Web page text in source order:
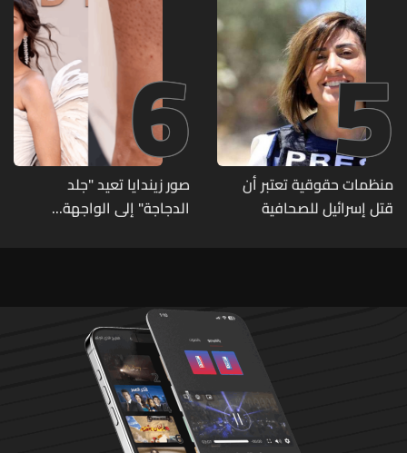
5
منظمات حقوقية تعتبر أن
قتل إسرائيل للصحافية
6
صور زيندايا تعيد "جلد
الدجاجة" إلى الواجهة...